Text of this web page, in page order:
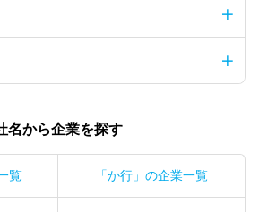
名から企業を探す
覧 「か行」の企業一覧